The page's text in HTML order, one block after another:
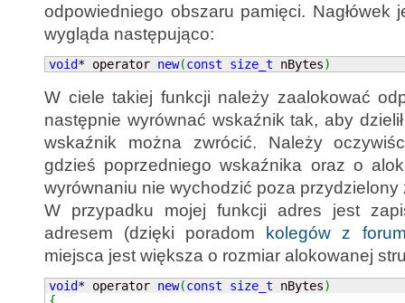
odpowiedniego obszaru pamięci. Nagłówek
wygląda następująco:
void* operator new(const size_t nBytes)
W ciele takiej funkcji należy zaalokować
następnie wyrównać wskaźnik tak, aby
wskaźnik można zwrócić. Należy
gdzieś poprzedniego wskaźnika oraz o
wyrównaniu nie wychodzić poza przydzielony
W przypadku mojej funkcji adres jest
adresem (dzięki poradom kolegów z
miejsca jest większa o rozmiar alokowanej
void* operator new(const size_t nBytes)
{